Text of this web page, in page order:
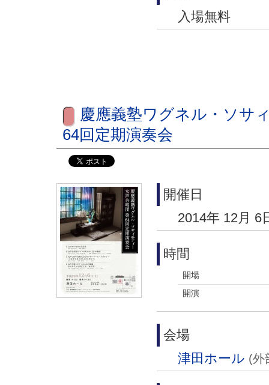
入場無料
慶應義塾ワグネル・ソサ
64回定期演奏会
開催日
2014年 12月 6
時間
開場
開演
会場
津田ホール (外